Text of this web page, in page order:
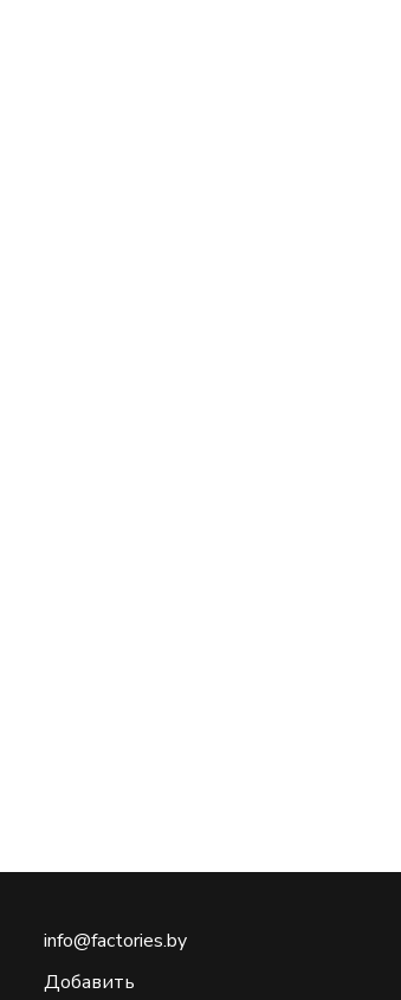
info@factories.by
Добавить